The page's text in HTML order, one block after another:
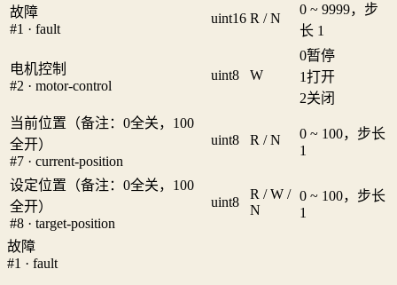
故障
#1 · fault
uint16 R / N
0 ~ 9999，步
长 1
电机控制
#2 · motor-control
uint8 W
0暂停
1打开
2关闭
当前位置（备注：0全关，100
全开）
#7 · current-position
uint8 R / N
0 ~ 100，步长
1
设定位置（备注：0全关，100
全开）
#8 · target-position
uint8
R / W /
N
0 ~ 100，步长
1
故障
#1 · fault